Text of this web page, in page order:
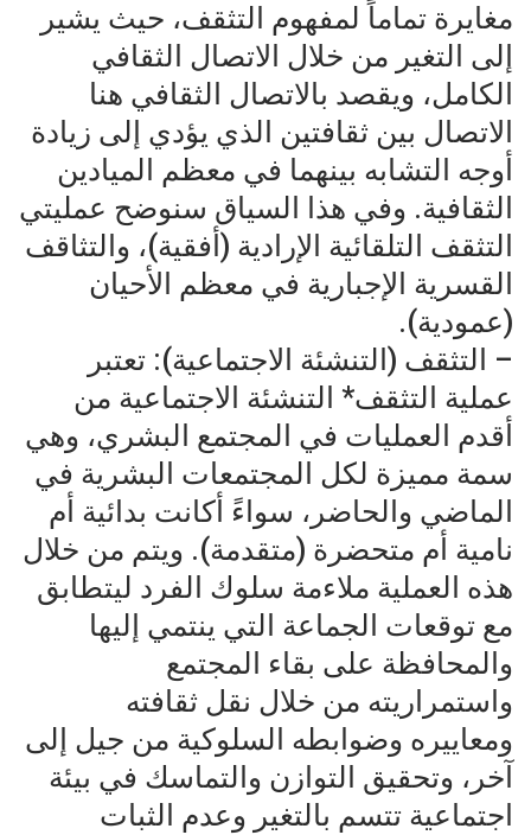
مغايرة تماماً لمفهوم التثقف، حيث يشير
إلى التغير من خلال الاتصال الثقافي
الكامل، ويقصد بالاتصال الثقافي هنا
الاتصال بين ثقافتين الذي يؤدي إلى زيادة
أوجه التشابه بينهما في معظم الميادين
الثقافية. وفي هذا السياق سنوضح عمليتي
التثقف التلقائية الإرادية (أفقية)، والتثاقف
القسرية الإجبارية في معظم الأحيان
(عمودية).
– التثقف (التنشئة الاجتماعية): تعتبر
عملية التثقف* التنشئة الاجتماعية من
أقدم العمليات في المجتمع البشري، وهي
سمة مميزة لكل المجتمعات البشرية في
الماضي والحاضر، سواءً أكانت بدائية أم
نامية أم متحضرة (متقدمة). ويتم من خلال
هذه العملية ملاءمة سلوك الفرد ليتطابق
مع توقعات الجماعة التي ينتمي إليها
والمحافظة على بقاء المجتمع
واستمراريته من خلال نقل ثقافته
ومعاييره وضوابطه السلوكية من جيل إلى
آخر، وتحقيق التوازن والتماسك في بيئة
اجتماعية تتسم بالتغير وعدم الثبات